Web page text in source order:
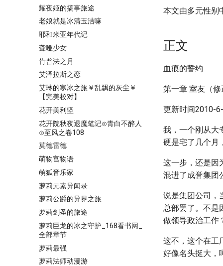
耀夜姬的搞事旅途
老娘就是冰清玉洁嘛
耶和米亚年代记
聋哑少女
肯普法之月
艾泽拉斯之恋
艾琳的寒冰之旅￥乱飘的灰尘￥
【完美校对】
花开美利坚
花开院秋夜退魔笔记⊙青白不醉人
⊙至风之卷108
莫德雷德
萌物宫物语
萌狐音乐家
萝莉元素异闻录
萝莉公爵的异界之旅
萝莉剑圣的旅途
萝莉巨龙的冰之守护_168看书网_
全部章节
萝莉最强
萝莉法师动漫游
本文由多元性别
正文
血痕的誓约
第一章 室友（修
更新时间2010-
我，一个刚从大
硬是宅了几个月
这一步，还是因
混进了成誉集团
说是集团公司，
总部罢了。不是
做领导政治工作
这不，这个在工
好像名头挺大，